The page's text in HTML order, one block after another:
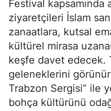
Festival kapsamında
ziyaretçileri İslam
zanaatlara, kutsal
kültürel mirasa
keşfe davet edecek.
geleneklerini görünür
Trabzon Sergisi” ile
bohça kültürünü